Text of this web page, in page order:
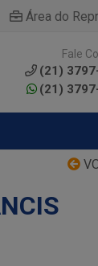
Área do
Fale
(21)
(21)